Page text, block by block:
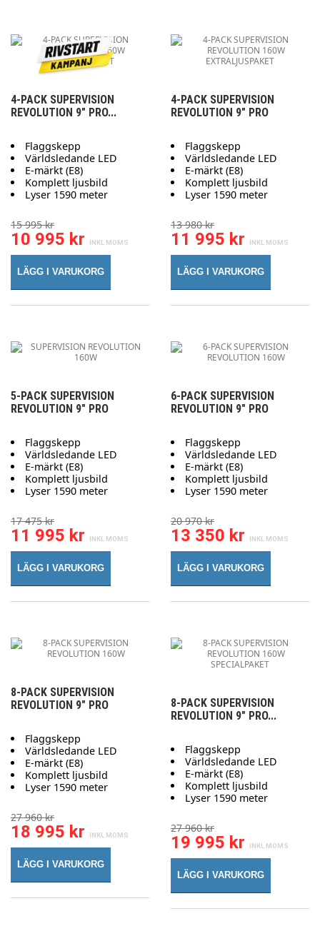
4-PACK SUPERVISION
REVOLUTION 9" PRO...
Flaggskepp
Världsledande LED
E-märkt (E8)
Komplett ljusbild
Lyser 1590 meter
15 995 kr
10 995 kr
LÄGG I VARUKORG
4-PACK SUPERVISION
REVOLUTION 9" PRO
Flaggskepp
Världsledande LED
E-märkt (E8)
Komplett ljusbild
Lyser 1590 meter
13 980 kr
11 995 kr
LÄGG I VARUKORG
5-PACK SUPERVISION
REVOLUTION 9" PRO
Flaggskepp
Världsledande LED
E-märkt (E8)
Komplett ljusbild
Lyser 1590 meter
17 475 kr
11 995 kr
LÄGG I VARUKORG
6-PACK SUPERVISION
REVOLUTION 9" PRO
Flaggskepp
Världsledande LED
E-märkt (E8)
Komplett ljusbild
Lyser 1590 meter
20 970 kr
13 350 kr
LÄGG I VARUKORG
8-PACK SUPERVISION
REVOLUTION 9" PRO
Flaggskepp
Världsledande LED
E-märkt (E8)
Komplett ljusbild
Lyser 1590 meter
27 960 kr
18 995 kr
LÄGG I VARUKORG
8-PACK SUPERVISION
REVOLUTION 9" PRO...
Flaggskepp
Världsledande LED
E-märkt (E8)
Komplett ljusbild
Lyser 1590 meter
27 960 kr
19 995 kr
LÄGG I VARUKORG